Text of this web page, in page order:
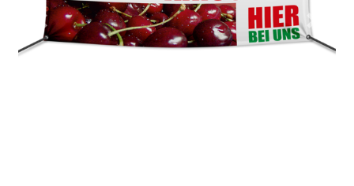
Previous Next